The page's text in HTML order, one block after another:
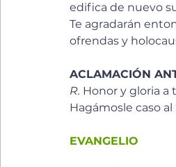
edifica de nuevo
Te agradarán
ofrendas y
ACLAMACIÓN
R. Honor y gloria a
Hagámosle caso
EVANGELIO